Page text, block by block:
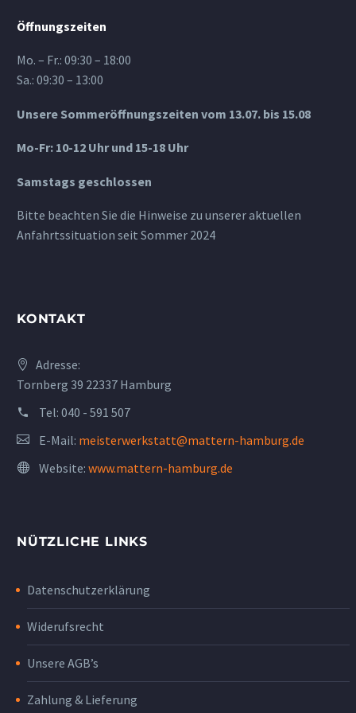
Öffnungszeiten
Mo. – Fr.: 09:30 – 18:00
Sa.: 09:30 – 13:00
Unsere Sommeröffnungszeiten vom 13.07. bis 15.08
Mo-Fr: 10-12 Uhr und 15-18 Uhr
Samstags geschlossen
Bitte beachten Sie die Hinweise zu unserer aktuellen
Anfahrtssituation seit Sommer 2024
KONTAKT
Adresse:
Tornberg 39 22337 Hamburg
Tel: 040 - 591 507
E-Mail: meisterwerkstatt@mattern-hamburg.de
Website: www.mattern-hamburg.de
NÜTZLICHE LINKS
Datenschutzerklärung
Widerufsrecht
Unsere AGB’s
Zahlung & Lieferung